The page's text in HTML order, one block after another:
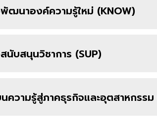
ฒนาองค์ความรู้ใหม่ (KNOW)
บสนุนวิชาการ (SUP)
ความรู้สู่ภาคธุรกิจและอุตสาหกรร